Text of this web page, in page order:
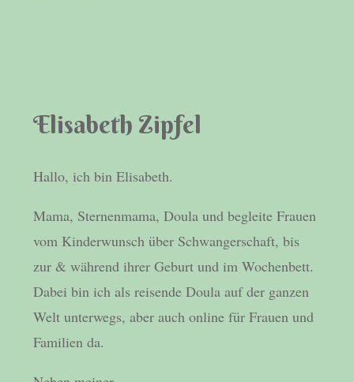
Elisabeth Zipfel
Hallo, ich bin Elisabeth.
Mama, Sternenmama, Doula und begleite Frauen
vom Kinderwunsch über Schwangerschaft, bis
zur & während ihrer Geburt und im Wochenbett.
Dabei bin ich als reisende Doula auf der ganzen
Welt unterwegs, aber auch online für Frauen und
Familien da.